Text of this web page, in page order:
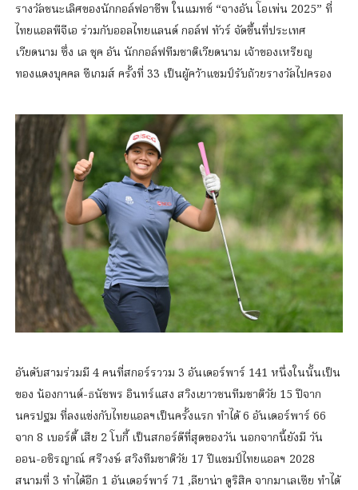
รางวัลชนะเลิศของนักกอล์ฟอาชีพ ในแมทช์ “จางอัน โอเพ่น 2025” ที่
ไทยแอลพีจีเอ ร่วมกับออลไทยแลนด์ กอล์ฟ ทัวร์ จัดขึ้นที่ประเทศ
เวียดนาม ซึ่ง เล ชุค อัน นักกอล์ฟทีมชาติเวียดนาม เจ้าของเหรียญ
ทองแดงบุคคล ซีเกมส์ ครั้งที่ 33 เป็นผู้คว้าแชมป์รับถ้วยรางวัลไปครอง
อันดับสามร่วมมี 4 คนที่สกอร์รววม 3 อันเดอร์พาร์ 141 หนึ่งในนั้นเป็น
ของ น้องกานต์-ธนัชพร อินทร์แสง สวิงเยาวชนทีมชาติวัย 15 ปีจาก
นครปฐม ที่ลงแข่งกับไทยแอลฯเป็นครั้งแรก ทำได้ 6 อันเดอร์พาร์ 66
จาก 8 เบอร์ดี้ เสีย 2 โบกี้ เป็นสกอร์ดีที่สุดของวัน นอกจากนี้ยังมี วัน
ออน-อชิรญาณ์ ศรีวงษ์ สวิงทีมชาติวัย 17 ปีแชมป์ไทยแอลฯ 2028
สนามที่ 3 ทำได้อีก 1 อันเดอร์พาร์ 71 ,ลียาน่า ดูริสิค จากมาเลเซีย ทำได้